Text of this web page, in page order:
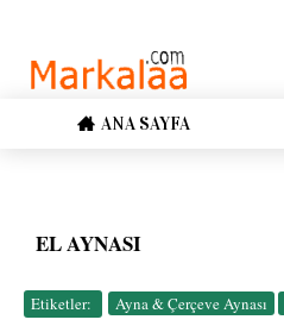
ANA SAYFA
EL AYNASI
Etiketler: Ayna & Çerçeve Aynası